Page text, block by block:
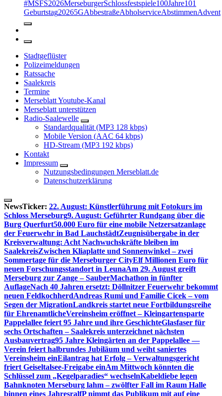
#MSFS2026MerseburgerSchlossfestspiele100Jahre101
Geburtstag20265GAbbestraßeAbholserviceAbstimmenAdvent
Stadtgeflüster
Polizeimeldungen
Ratssache
Saalekreis
Termine
Merseblatt Youtube-Kanal
Merseblatt unterstützen
Radio-Saalewelle
Standardqualität (MP3 128 kbps)
Mobile Version (AAC 64 kbps)
HD-Stream (MP3 192 kbps)
Kontakt
Impressum
Nutzungsbedingungen Merseblatt.de
Datenschutzerklärung
NewsTicker: 22. August: Künstlerführung mit Fotokurs im
Schloss Merseburg9. August: Geführter Rundgang über die
Burg Querfurt50.000 Euro für eine mobile Netzersatzanlage
der Feuerwehr in Bad LauchstädtZeugnisübergabe in der
Kreisverwaltung: Acht Nachwuchskräfte bleiben im
SaalekreisZwischen Kliaplatte und Sonnenwinkel – zwei
Sommertage für die Merseburger CityElf Millionen Euro für
neuen Forschungsstandort in LeunaAm 29. August greift
Merseburg zur Zange – SauberMachathon in fünfter
AuflageNach 40 Jahren ersetzt: Döllnitzer Feuerwehr bekommt
neuen FeldkochherdAndreas Rumi und Familie Cicek – vom
Segen der MigrationLandkreis startet neue Fortbildungsreihe
für EhrenamtlicheVereinsheim eröffnet – Kleingartensparte
Pappelallee feiert 95 Jahre und ihre GeschichteGlasfaser für
sechs Ortschaften – Saalekreis unterzeichnet nächsten
Ausbauvertrag95 Jahre Kleingärten an der Pappelallee —
Verein feiert halbrundes Jubiläum und weiht saniertes
Vereinsheim einEilantrag hat Erfolg – Verwaltungsgericht
friert Geiseltalsee-Freigabe einAm Mittwoch könnten die
Schlüssel zum „Kegelparadies“ wechselnKabeldiebe legen
Bahnknoten Merseburg lahm – zwölfter Fall im Raum Halle
binnen eines JahresralfP nimmt das Publikum mit auf eine